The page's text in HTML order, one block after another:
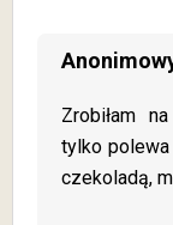
Zrobiłam
tylko polewa
czekoladą,